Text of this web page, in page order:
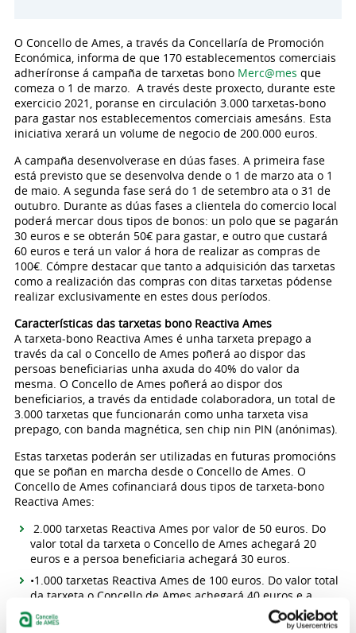
O Concello de Ames, a través da Concellaría de Promoción
Económica, informa de que 170 establecementos comerciais
adheríronse á campaña de tarxetas bono Merc@mes que
comeza o 1 de marzo. A través deste proxecto, durante este
exercicio 2021, poranse en circulación 3.000 tarxetas-bono
para gastar nos establecementos comerciais amesáns. Esta
iniciativa xerará un volume de negocio de 200.000 euros.
A campaña desenvolverase en dúas fases. A primeira fase
está previsto que se desenvolva dende o 1 de marzo ata o 1
de maio. A segunda fase será do 1 de setembro ata o 31 de
outubro. Durante as dúas fases a clientela do comercio local
poderá mercar dous tipos de bonos: un polo que se pagarán
30 euros e se obterán 50€ para gastar, e outro que custará
60 euros e terá un valor á hora de realizar as compras de
100€. Cómpre destacar que tanto a adquisición das tarxetas
como a realización das compras con ditas tarxetas pódense
realizar exclusivamente en estes dous períodos.
Características das tarxetas bono Reactiva Ames
A tarxeta-bono Reactiva Ames é unha tarxeta prepago a
través da cal o Concello de Ames poñerá ao dispor das
persoas beneficiarias unha axuda do 40% do valor da
mesma. O Concello de Ames poñerá ao dispor dos
beneficiarios, a través da entidade colaboradora, un total de
3.000 tarxetas que funcionarán como unha tarxeta visa
prepago, con banda magnética, sen chip nin PIN (anónimas).
Estas tarxetas poderán ser utilizadas en futuras promocións
que se poñan en marcha desde o Concello de Ames. O
Concello de Ames cofinanciará dous tipos de tarxeta-bono
Reactiva Ames:
2.000 tarxetas Reactiva Ames por valor de 50 euros. Do
valor total da tarxeta o Concello de Ames achegará 20
euros e a persoa beneficiaria achegará 30 euros.
•1.000 tarxetas Reactiva Ames de 100 euros. Do valor total
da tarxeta o Concello de Ames achegará 40 euros e a
persoa beneficiaria achegará 60 euros.